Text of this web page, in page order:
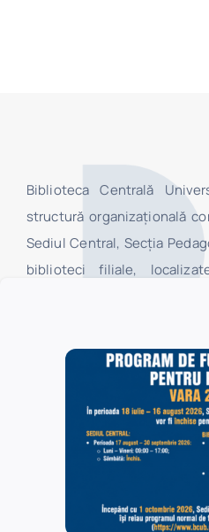
Biblioteca Centrală
structură organizaţională
Sediul Central, Secţia
biblioteci filiale,
Bucureşti. În Sediul
de utilizatori, în timp ce în
la centrele de împrumut,
didactice ale facultăților
în sălile de lectură ale
categoriile de utilizatori.
Politica de
Politica de cookie-uri